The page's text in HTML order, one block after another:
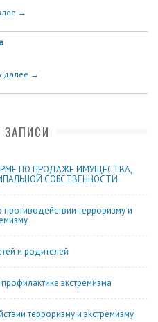
→
далее →
ЗАПИСИ
ПО ПРОДАЖЕ ИМУЩЕСТВА,
СОБСТВЕННОСТИ
терроризму и
и родителей
экстремизма
терроризму и экстремизму